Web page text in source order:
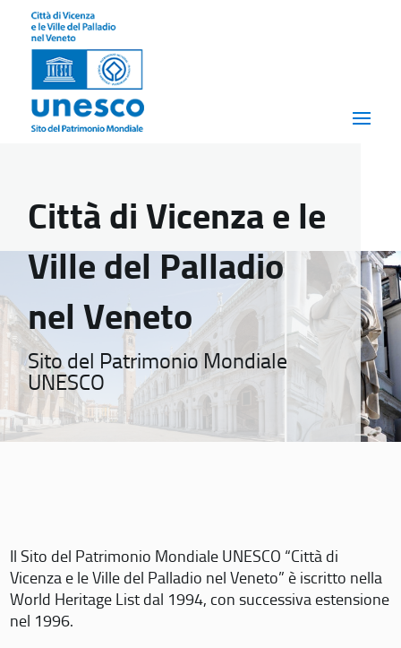
Città di Vicenza e le
Ville del Palladio
nel Veneto
Sito del Patrimonio Mondiale
UNESCO
Il Sito del Patrimonio Mondiale UNESCO “Città di
Vicenza e le Ville del Palladio nel Veneto” è iscritto nella
World Heritage List dal 1994, con successiva estensione
nel 1996.